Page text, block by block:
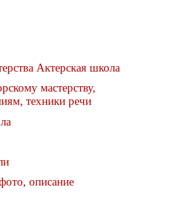
Актерская школа
мастерству,
техники речи
описание